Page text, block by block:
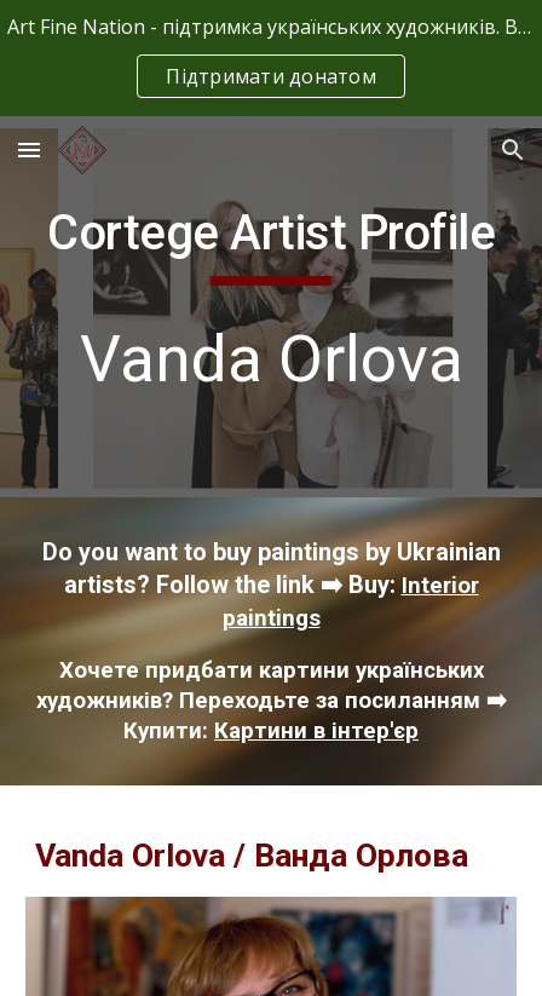
Skip to main content Skip to navigation
Art Fine Nation - підтримка українських художників. Ваші донати - це єдине джерело фінансування.
Підтримати донатом
Cortege Artist Profile
Vanda Orlova
Do you want to buy paintings by Ukrainian
artists? Follow the link ➡️ Buy:Interior
paintings
Хочете придбати картини українських
художників? Переходьте за посиланням ➡️
Купити: Картини в інтер'єр
Vanda Orlova / Ванда Орлова